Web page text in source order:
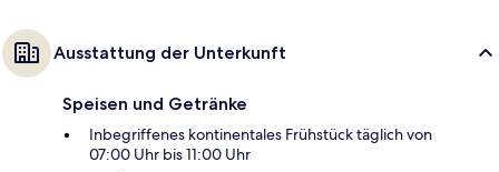
Ausstattung der Unterkunft
Speisen und Getränke
Inbegriffenes kontinentales Frühstück täglich von
07:00 Uhr bis 11:00 Uhr